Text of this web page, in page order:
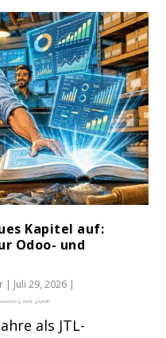
Kapitel auf:
Odoo- und
| Juli 29, 2026 |
als JTL-